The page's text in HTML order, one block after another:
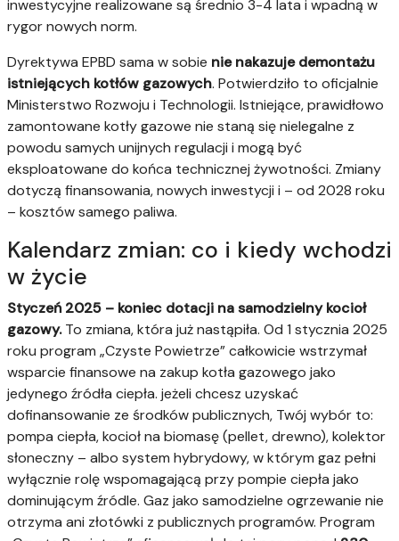
inwestycyjne realizowane są średnio 3-4 lata i wpadną w
rygor nowych norm.
Dyrektywa EPBD sama w sobie nie nakazuje demontażu
istniejących kotłów gazowych. Potwierdziło to oficjalnie
Ministerstwo Rozwoju i Technologii. Istniejące, prawidłowo
zamontowane kotły gazowe nie staną się nielegalne z
powodu samych unijnych regulacji i mogą być
eksploatowane do końca technicznej żywotności. Zmiany
dotyczą finansowania, nowych inwestycji i – od 2028 roku
– kosztów samego paliwa.
Kalendarz zmian: co i kiedy wchodzi
w życie
Styczeń 2025 – koniec dotacji na samodzielny kocioł
gazowy.To zmiana, która już nastąpiła. Od 1 stycznia 2025
roku program „Czyste Powietrze” całkowicie wstrzymał
wsparcie finansowe na zakup kotła gazowego jako
jedynego źródła ciepła. jeżeli chcesz uzyskać
dofinansowanie ze środków publicznych, Twój wybór to:
pompa ciepła, kocioł na biomasę (pellet, drewno), kolektor
słoneczny – albo system hybrydowy, w którym gaz pełni
wyłącznie rolę wspomagającą przy pompie ciepła jako
dominującym źródle. Gaz jako samodzielne ogrzewanie nie
otrzyma ani złotówki z publicznych programów. Program